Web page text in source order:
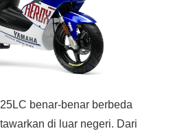
benar-benar berbeda
di luar negeri. Dari